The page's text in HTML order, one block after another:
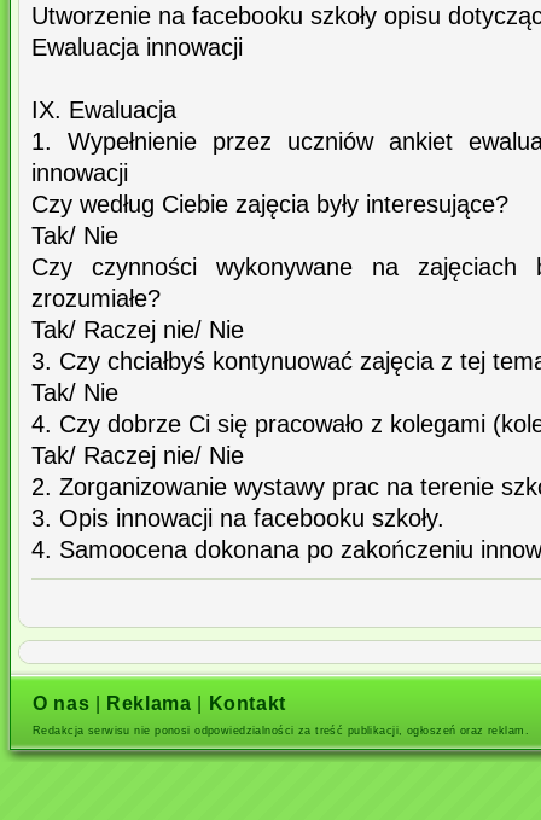
Utworzenie na facebooku szkoły opisu
Ewaluacja innowacji
IX. Ewaluacja
1. Wypełnienie przez uczniów ankiet
innowacji
Czy według Ciebie zajęcia były interesujące?
Tak/ Nie
Czy czynności wykonywane na zajęciach
zrozumiałe?
Tak/ Raczej nie/ Nie
3. Czy chciałbyś kontynuować zajęcia z tej
Tak/ Nie
4. Czy dobrze Ci się pracowało z kolegami
Tak/ Raczej nie/ Nie
2. Zorganizowanie wystawy prac na terenie
3. Opis innowacji na facebooku szkoły.
4. Samoocena dokonana po zakończeniu
O nas Reklama Kontakt
Redakcja serwisu nie ponosi odpowiedzialności za treść publikacji, ogłoszeń oraz reklam.